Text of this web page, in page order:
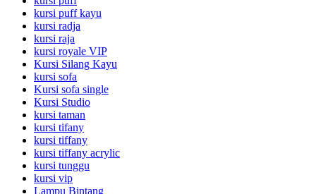
kursi puff kayu
kursi radja
kursi raja
kursi royale VIP
Kursi Silang Kayu
kursi sofa
Kursi sofa single
Kursi Studio
kursi taman
kursi tifany
kursi tiffany
kursi tiffany acrylic
kursi tunggu
kursi vip
Lampu Bintang